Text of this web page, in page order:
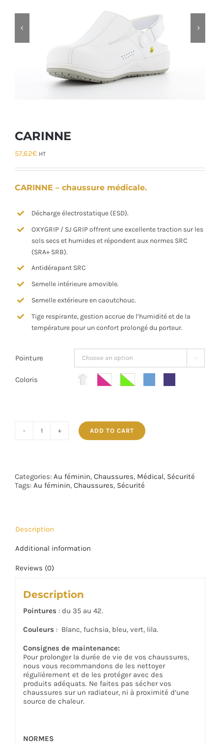
 
CARINNE
57,62€ HT
CARINNE – chaussure médicale.
Décharge électrostatique (ESD).
OXYGRIP / SJ GRIP offrent une excellente traction sur les
sols secs et humides et répondent aux normes SRC
(SRA+ SRB).
Antidérapant SRC
Semelle intérieure amovible.
Semelle extérieure en caoutchouc.
Tige respirante, gestion accrue de l’humidité et de la
température pour un confort prolongé du porteur.
Pointure 
Coloris
CARINNE
ADD TO CART
Categories: Au féminin, Chaussures, Médical, Sécurité
Tags: Au féminin, Chaussures, Sécurité
Description
Additional information
Reviews (0)
Description
Pointures : du 35 au 42.
Couleurs : Blanc, fuchsia, bleu, vert, lila.
Consignes de maintenance:
Pour prolonger la durée de vie de vos chaussures,
nous vous recommandons de les nettoyer
régulièrement et de les protéger avec des
produits adéquats. Ne faites pas sécher vos
chaussures sur un radiateur, ni à proximité d’une
source de chaleur.
NORMES